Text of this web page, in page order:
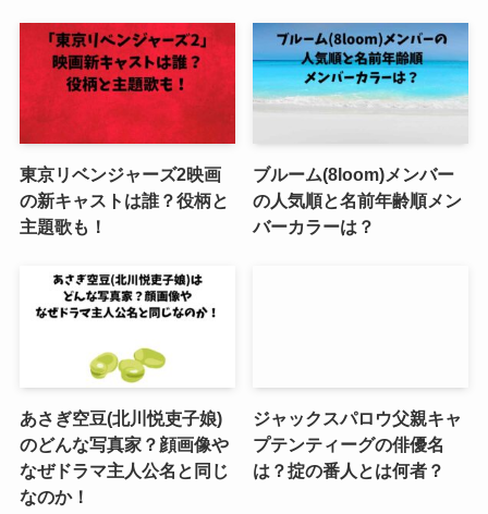
東京リベンジャーズ2映画
の新キャストは誰？役柄と
主題歌も！
ブルーム(8loom)メンバー
の人気順と名前年齢順メン
バーカラーは？
あさぎ空豆(北川悦吏子娘)
のどんな写真家？顔画像や
なぜドラマ主人公名と同じ
なのか！
ジャックスパロウ父親キャ
プテンティーグの俳優名
は？掟の番人とは何者？